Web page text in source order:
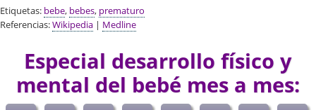
Etiquetas: bebe, bebes, prematuro
Referencias:Wikipedia | Medline
Especial desarrollo físico y
mental del bebé mes a mes: